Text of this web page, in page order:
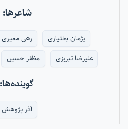
شاعرها:
پژمان بختیاری رهی معیری
علیرضا تبریزی
مظفر حسین
گوینده‌ها:
آذر پژوهش